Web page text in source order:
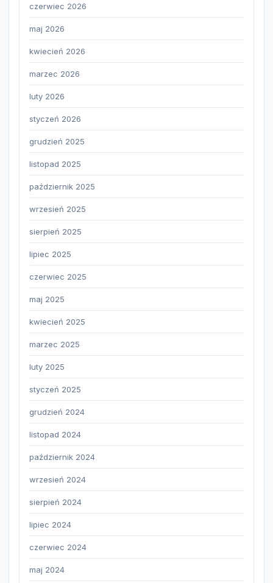
czerwiec 2026
maj 2026
kwiecień 2026
marzec 2026
luty 2026
styczeń 2026
grudzień 2025
listopad 2025
październik 2025
wrzesień 2025
sierpień 2025
lipiec 2025
czerwiec 2025
maj 2025
kwiecień 2025
marzec 2025
luty 2025
styczeń 2025
grudzień 2024
listopad 2024
październik 2024
wrzesień 2024
sierpień 2024
lipiec 2024
czerwiec 2024
maj 2024